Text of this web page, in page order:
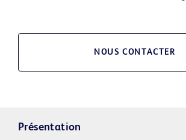
NOUS CONTACTER
Présentation